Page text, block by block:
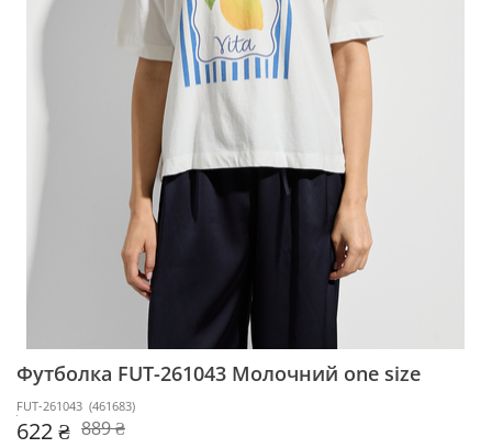
Футболка FUT-261043 Молочний one size
FUT-261043 (461683)
622 ₴ 889 ₴